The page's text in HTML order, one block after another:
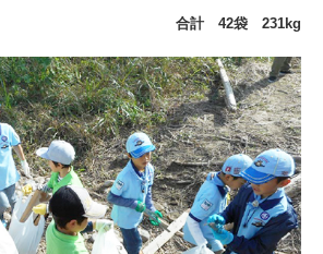
合計 42袋 231kg